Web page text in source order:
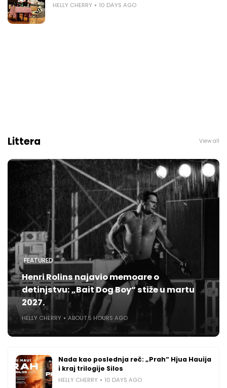
HELLY CHERRY 10 DAYS AGO
Littera View all
FEATURED
Henri Rolins najavio memoare o
detinjstvu: „Bait Dog Boy“ stiže u martu
2027.
HELLY CHERRY ABOUT 5 HOURS AGO
Nada kao poslednja reč: „Prah“ Hjua Hauija
i kraj trilogije Silos
HELLY CHERRY 10 DAYS AGO